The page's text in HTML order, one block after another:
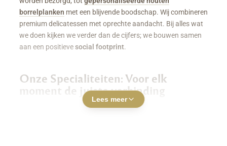
borrelplanken met een blijvende boodschap. Wij combineren
premium delicatessen met oprechte aandacht. Bij alles wat
we doen kijken we verder dan de cijfers; we bouwen samen
aan een positievesocial footprint.
Onze Specialiteiten: Voor elk
moment de juiste verbinding
Luxe Borrelboxen & Borrelpakketten
Lees meer